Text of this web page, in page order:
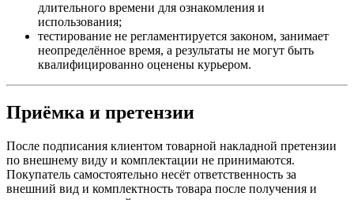
длительного времени для ознакомления и
использования;
тестирование не регламентируется законом, занимает
неопределённое время, а результаты не могут быть
квалифицированно оценены курьером.
Приёмка и претензии
После подписания клиентом товарной накладной претензии
по внешнему виду и комплектации не принимаются.
Покупатель самостоятельно несёт ответственность за
внешний вид и комплектность товара после получения и